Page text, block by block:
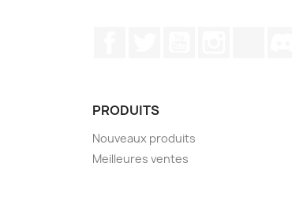
PRODUITS
Nouveaux produits
Meilleures ventes